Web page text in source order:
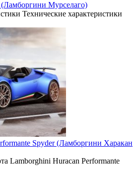
Мурселаго)
Технические характеристики
Spyder (Ламборгини Харакан
Lamborghini Huracan Performante